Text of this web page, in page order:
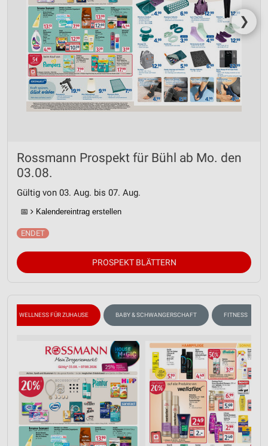
❯
Rossmann Prospekt für Bühl ab Mo. den
03.08.
Gültig von 03. Aug. bis 07. Aug.
📅 Kalendereintrag erstellen
PROSPEKT BLÄTTERN
WELLNESS FÜR ZUHAUSE BABY & SCHWANGERSCHAFT FITNESS